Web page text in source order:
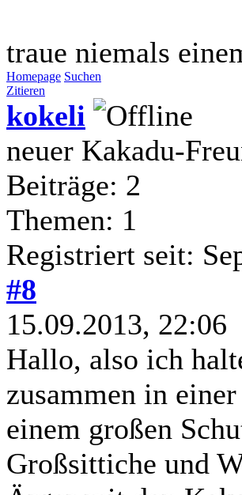
traue niemals
Homepage Suchen
Zitieren
kokeli
neuer Kakadu-
Beiträge: 2
Themen: 1
Registriert seit:
#8
15.09.2013, 22:06
Hallo, also ich
zusammen in
einem großen
Großsittiche und